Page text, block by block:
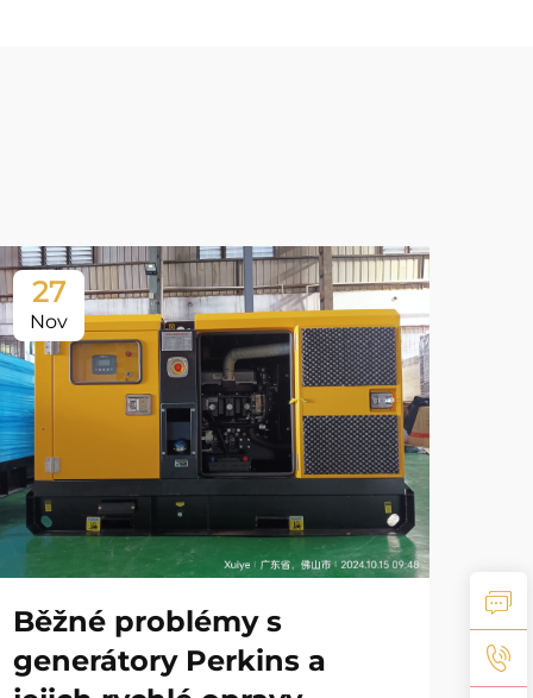
27
Nov
Běžné problémy s
generátory Perkins a